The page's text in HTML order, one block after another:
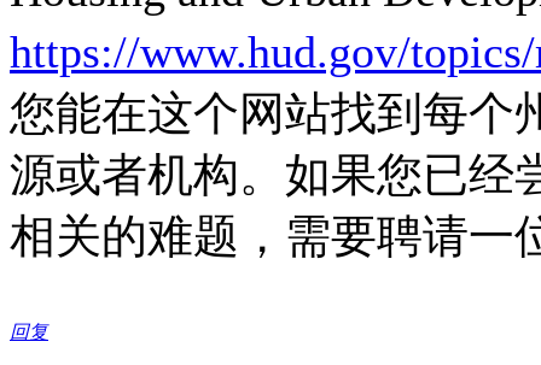
https://www.hud.gov/
您能在这个网站找到每个
源或者机构。如果您已经
相关的难题，需要聘请一
回复